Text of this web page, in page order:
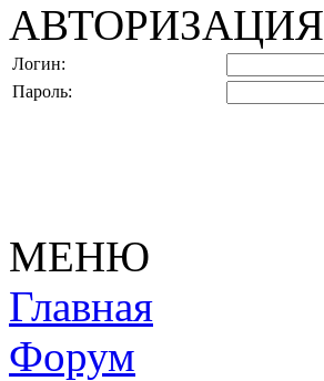
АВТОРИЗАЦИЯ
Логин:
Пароль:
МЕНЮ
Главная
Форум